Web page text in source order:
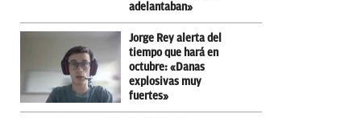
adelantaban»
Jorge Rey alerta del
tiempo que hará en
octubre: «Danas
explosivas muy
fuertes»